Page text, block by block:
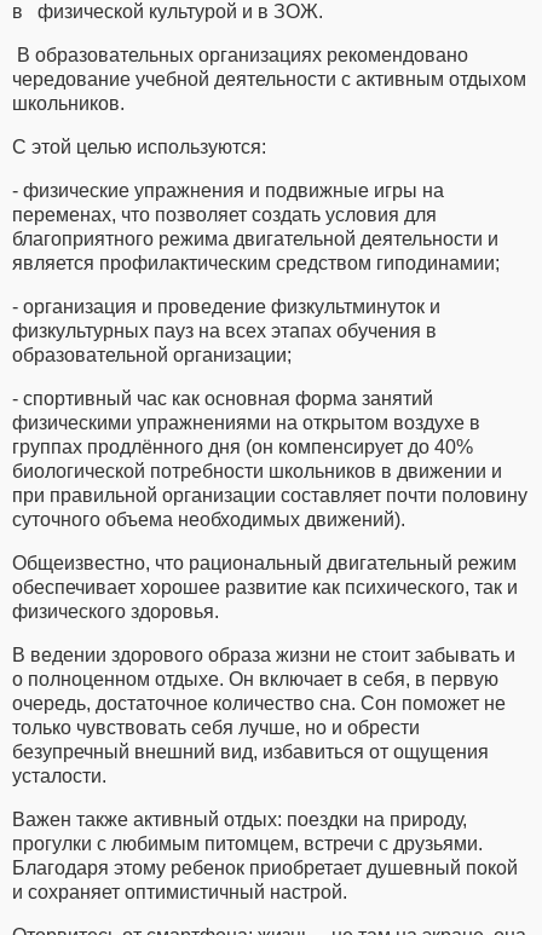
в физической культурой и в ЗОЖ.
В образовательных организациях рекомендовано
чередование учебной деятельности с активным отдыхом
школьников.
С этой целью используются:
- физические упражнения и подвижные игры на
переменах, что позволяет создать условия для
благоприятного режима двигательной деятельности и
является профилактическим средством гиподинамии;
- организация и проведение физкультминуток и
физкультурных пауз на всех этапах обучения в
образовательной организации;
- спортивный час как основная форма занятий
физическими упражнениями на открытом воздухе в
группах продлённого дня (он компенсирует до 40%
биологической потребности школьников в движении и
при правильной организации составляет почти половину
суточного объема необходимых движений).
Общеизвестно, что рациональный двигательный режим
обеспечивает хорошее развитие как психического, так и
физического здоровья.
В ведении здорового образа жизни не стоит забывать и
о полноценном отдыхе. Он включает в себя, в первую
очередь, достаточное количество сна. Сон поможет не
только чувствовать себя лучше, но и обрести
безупречный внешний вид, избавиться от ощущения
усталости.
Важен также активный отдых: поездки на природу,
прогулки с любимым питомцем, встречи с друзьями.
Благодаря этому ребенок приобретает душевный покой
и сохраняет оптимистичный настрой.